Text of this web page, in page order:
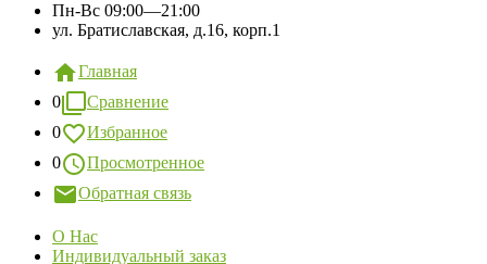
Пн-Вс 09:00—21:00
ул. Братиславская, д.16, корп.1
Главная
0
Сравнение
0
Избранное
0
Просмотренное
Обратная связь
О Нас
Индивидуальный заказ